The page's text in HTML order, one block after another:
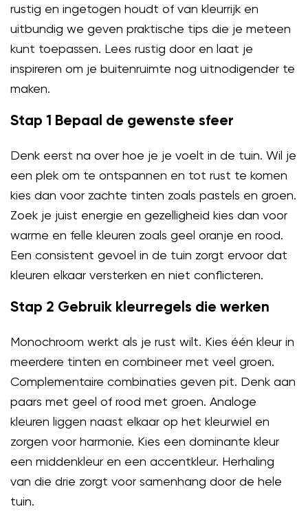
rustig en ingetogen houdt of van kleurrijk en
uitbundig we geven praktische tips die je meteen
kunt toepassen. Lees rustig door en laat je
inspireren om je buitenruimte nog uitnodigender te
maken.
Stap 1 Bepaal de gewenste sfeer
Denk eerst na over hoe je je voelt in de tuin. Wil je
een plek om te ontspannen en tot rust te komen
kies dan voor zachte tinten zoals pastels en groen.
Zoek je juist energie en gezelligheid kies dan voor
warme en felle kleuren zoals geel oranje en rood.
Een consistent gevoel in de tuin zorgt ervoor dat
kleuren elkaar versterken en niet conflicteren.
Stap 2 Gebruik kleurregels die werken
Monochroom werkt als je rust wilt. Kies één kleur in
meerdere tinten en combineer met veel groen.
Complementaire combinaties geven pit. Denk aan
paars met geel of rood met groen. Analoge
kleuren liggen naast elkaar op het kleurwiel en
zorgen voor harmonie. Kies een dominante kleur
een middenkleur en een accentkleur. Herhaling
van die drie zorgt voor samenhang door de hele
tuin.